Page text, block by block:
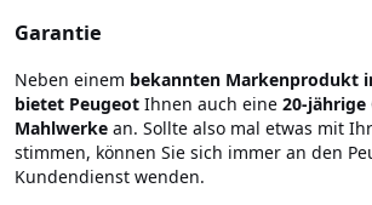
Garantie
Neben einem bekannten Markenprodukt
bietet Peugeot Ihnen auch eine 20-jährige
Mahlwerke an. Sollte also mal etwas mit
stimmen, können Sie sich immer an den
Kundendienst wenden.